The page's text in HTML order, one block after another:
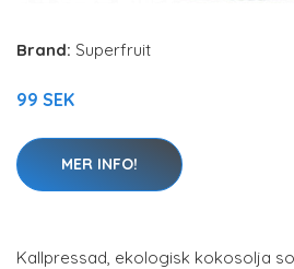
Brand: Superfruit
99 SEK
MER INFO!
Kallpressad, ekologisk kokosolja